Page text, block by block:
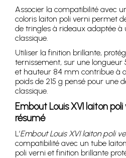
Associer la compatibilité avec
coloris laiton poli verni permet
de tringles à rideaux adaptée à
classique.
Utiliser la finition brillante,
ternissement, sur une
et hauteur 84 mm contribue à
poids de 215 g pensé pour une
classique.
Embout Louis XVI laiton
résumé
L’Embout Louis XVI laiton poli
compatibilité avec un tube
poli verni et finition brillante